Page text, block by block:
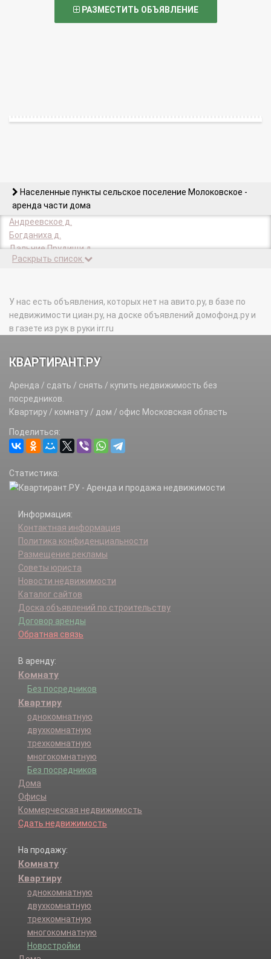
РАЗМЕСТИТЬ ОБЪЯВЛЕНИЕ
Населенные пункты сельское поселение Молоковское -
аренда части дома
Андреевское д.
Богданиха д.
Дальние Прудищи д.
Коробово д.
Орлово д.
Раскрыть список
У нас есть объявления, которых нет на авито.ру, в базе по
недвижимости циан.ру, на доске объявлений домофонд.ру и
в газете из рук в руки irr.ru
КВАРТИРАНТ.РУ
Аренда / сдать / снять / купить недвижимость без
посредников.
Квартиру / комнату / дом / офис Московская область
Поделиться:
Статистика:
Информация:
Контактная информация
Политика конфиденциальности
Размещение рекламы
Советы юриста
Новости недвижимости
Каталог сайтов
Доска объявлений по строительству
Договор аренды
Обратная связь
В аренду:
Комнату
Без посредников
Квартиру
однокомнатную
двухкомнатную
трехкомнатную
многокомнатную
Без посредников
Дома
Офисы
Коммерческая недвижимость
Сдать недвижимость
На продажу:
Комнату
Квартиру
однокомнатную
двухкомнатную
трехкомнатную
многокомнатную
Новостройки